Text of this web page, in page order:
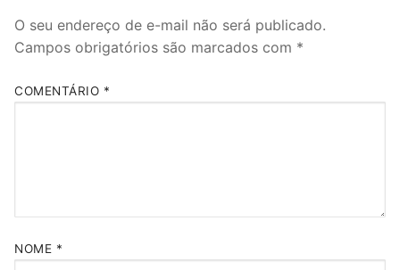
O seu endereço de e-mail não será publicado.
Campos obrigatórios são marcados com *
COMENTÁRIO *
NOME *